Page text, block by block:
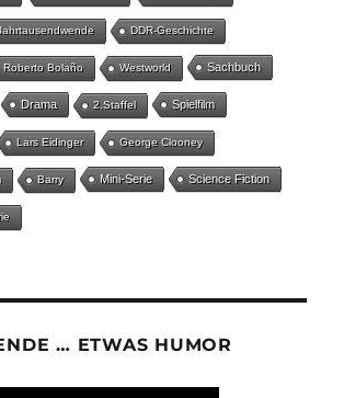
DDR-Geschichte
Roberto Bolaño Westworld Sachbuch
Drama 2.Staffel Spielfilm
Lars Eidinger George Clooney
Barry Mini-Serie Science Fiction
… ETWAS HUMOR